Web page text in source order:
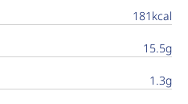
181kcal
15.5g
1.3g